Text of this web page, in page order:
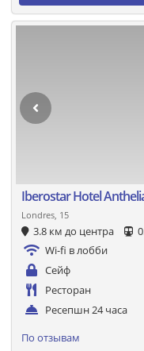
Iberostar Hotel
Londres, 15
3.8 км до центра
Wi-fi в лобби
Сейф
Ресторан
Ресепшн 24 часа
По отзывам